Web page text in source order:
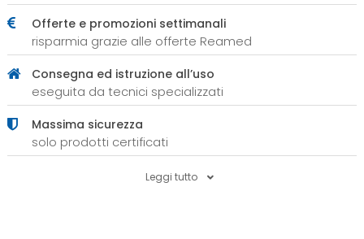
Offerte e promozioni settimanali
risparmia grazie alle offerte Reamed
Consegna ed istruzione all’uso
eseguita da tecnici specializzati
Massima sicurezza
solo prodotti certificati
Leggi tutto